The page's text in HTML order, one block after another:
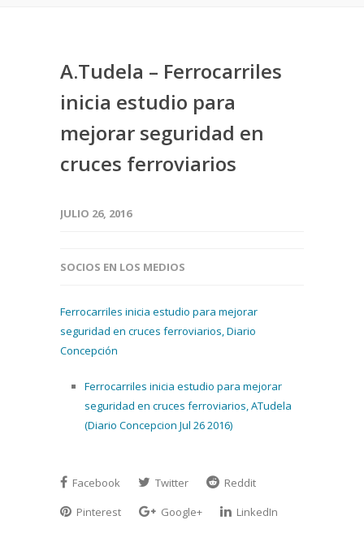
A.Tudela – Ferrocarriles
inicia estudio para
mejorar seguridad en
cruces ferroviarios
JULIO 26, 2016
SOCIOS EN LOS MEDIOS
Ferrocarriles inicia estudio para mejorar
seguridad en cruces ferroviarios, Diario
Concepción
Ferrocarriles inicia estudio para mejorar
seguridad en cruces ferroviarios, ATudela
(Diario Concepcion Jul 26 2016)
Facebook Twitter
Reddit
Pinterest
Google+
LinkedIn